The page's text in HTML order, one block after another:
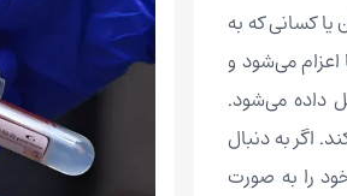
کسانی که به
می‌شود و
داده می‌شود.
اگر به دنبال
را به صورت